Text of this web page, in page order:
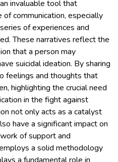
invaluable tool that
communication, especially
of experiences and
These narratives reflect the
that a person may
suicidal ideation. By sharing
feelings and thoughts that
highlighting the crucial need
in the fight against
not only acts as a catalyst
have a significant impact on
of support and
a solid methodology